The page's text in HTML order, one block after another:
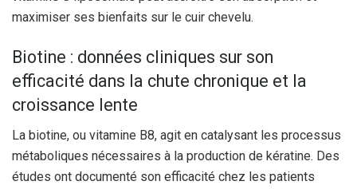
maximiser ses bienfaits sur le cuir chevelu.
Biotine : données cliniques sur son
efficacité dans la chute chronique et la
croissance lente
La biotine, ou vitamine B8, agit en catalysant les processus
métaboliques nécessaires à la production de kératine. Des
études ont documenté son efficacité chez les patients